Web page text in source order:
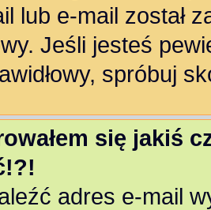
lub e-mail został
Jeśli jesteś
spróbuj
się jakiś
adres e-mail